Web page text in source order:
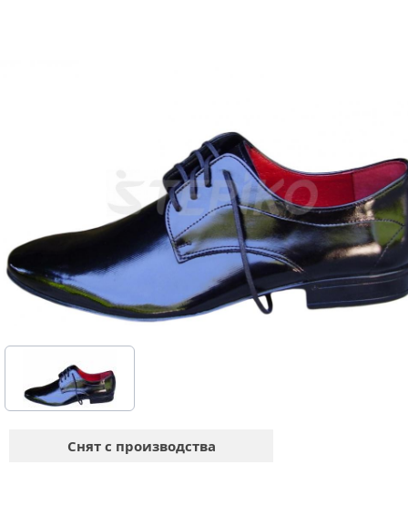
Снят с производства